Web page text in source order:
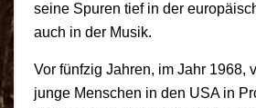
seine Spuren tief in der
auch in der Musik.
Vor fünfzig Jahren, im Jahr 1968,
junge Menschen in den USA in